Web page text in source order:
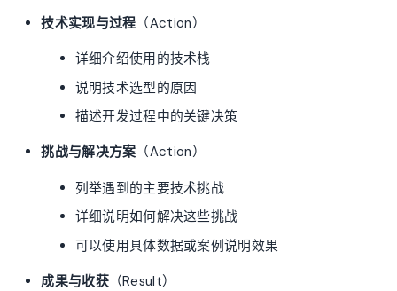
技术实现与过程 （Action）
详细介绍使用的技术栈
说明技术选型的原因
描述开发过程中的关键决策
挑战与解决方案 （Action）
列举遇到的主要技术挑战
详细说明如何解决这些挑战
可以使用具体数据或案例说明效果
成果与收获（Result）